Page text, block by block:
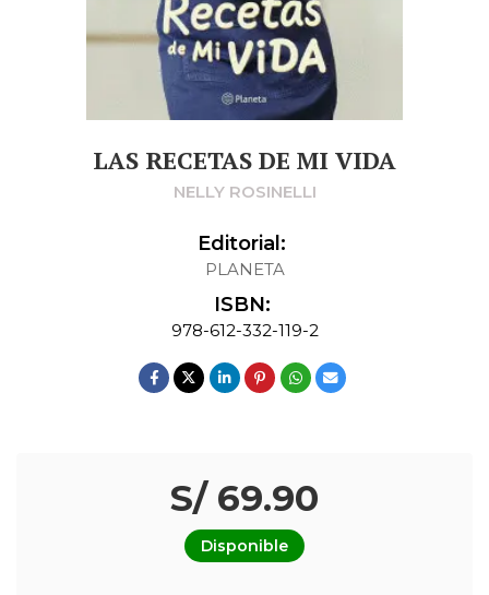
LAS RECETAS DE MI VIDA
NELLY ROSINELLI
Editorial:
PLANETA
ISBN:
978-612-332-119-2
S/ 69.90
Disponible